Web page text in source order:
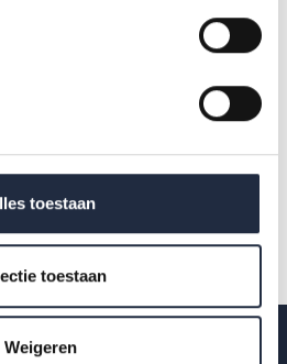
toestaan
toestaan
Weigeren
‘Houdbaarheid ouderenzorg tot